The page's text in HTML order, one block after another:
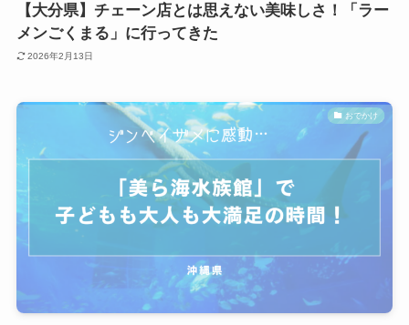
【大分県】チェーン店とは思えない美味しさ！「ラー
メンごくまる」に行ってきた
2026年2月13日
おでかけ